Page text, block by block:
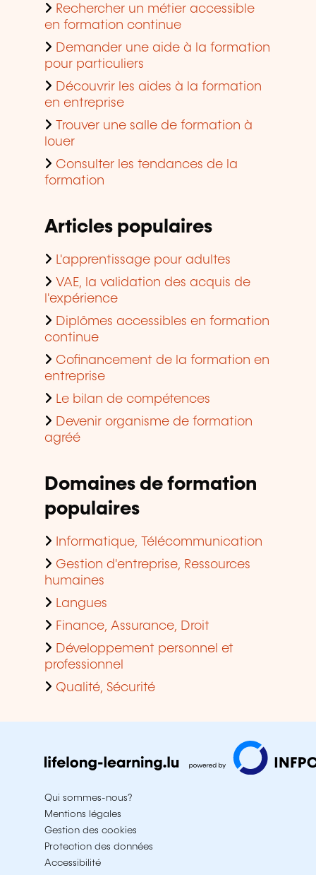
Rechercher un métier accessible
en formation continue
Demander une aide à la formation
pour particuliers
Découvrir les aides à la formation
en entreprise
Trouver une salle de formation à
louer
Consulter les tendances de la
formation
Articles populaires
L'apprentissage pour adultes
VAE, la validation des acquis de
l'expérience
Diplômes accessibles en formation
continue
Cofinancement de la formation en
entreprise
Le bilan de compétences
Devenir organisme de formation
agréé
Domaines de formation
populaires
Informatique, Télécommunication
Gestion d'entreprise, Ressources
humaines
Langues
Finance, Assurance, Droit
Développement personnel et
professionnel
Qualité, Sécurité
Qui sommes-nous?
Mentions légales
Gestion des cookies
Protection des données
Accessibilité